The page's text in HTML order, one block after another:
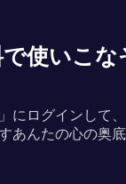
使いこな
にログインし
あんたの心の奥